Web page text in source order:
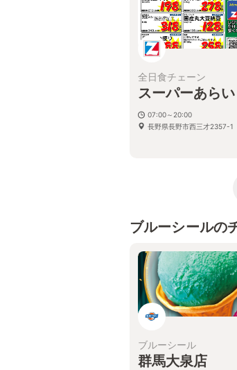
全日食チェーン
スーパーあらい
07:00～20:00
長野県長野市西三才2357-1
ブルーシールの
ブルーシール
群馬大泉店